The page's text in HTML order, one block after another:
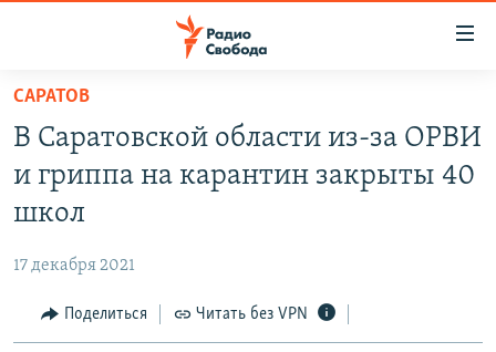
упрощенного
доступа
основному
Вернутся
ПОДКАСТЫ
АВТОРСКИЕ ПРОЕКТЫ
МНЕНИЯ
КУЛЬТУРА
САРАТОВ
В Саратовской области из-за ОРВИ
и гриппа на карантин закрыты 40
школ
17 декабря 2021
Поделиться Читать без VPN